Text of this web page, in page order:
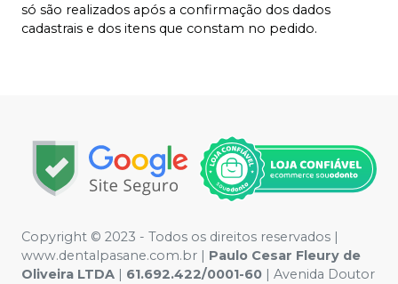
só são realizados após a confirmação dos dados
cadastrais e dos itens que constam no pedido.
Copyright © 2023 - Todos os direitos reservados |
www.dentalpasane.com.br | Paulo Cesar Fleury de
Oliveira LTDA | 61.692.422/0001-60 | Avenida Doutor